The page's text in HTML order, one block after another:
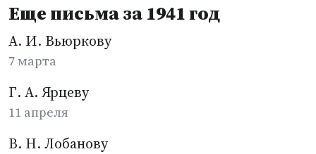
Еще письма за 1941 год
А. И. Вьюркову
7 марта
Г. А. Ярцеву
11 апреля
В. Н. Лобанову